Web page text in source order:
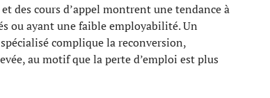
des cours d’appel montrent une tendance à
ou ayant une faible employabilité. Un
complique la reconversion,
au motif que la perte d’emploi est plus